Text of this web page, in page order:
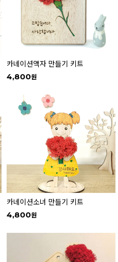
카네이션액자 만들기 키트
4,800
카네이션소녀 만들기 키트
4,800